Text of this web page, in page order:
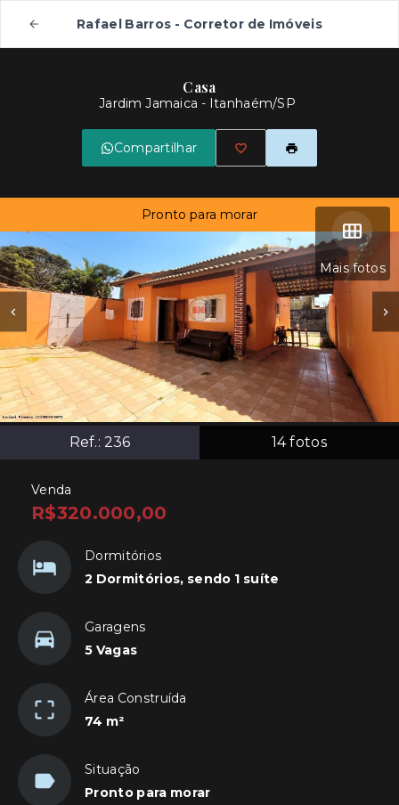
Rafael Barros - Corretor de Imóveis
Casa
Jardim Jamaica - Itanhaém/SP
Compartilhar
Mais fotos
Ref.: 236 14fotos
Pronto para morar
Venda
R$320.000,00
Dormitórios
2 Dormitórios, sendo 1 suíte
Garagens
5 Vagas
Área Construída
74 m²
Situação
Pronto para morar